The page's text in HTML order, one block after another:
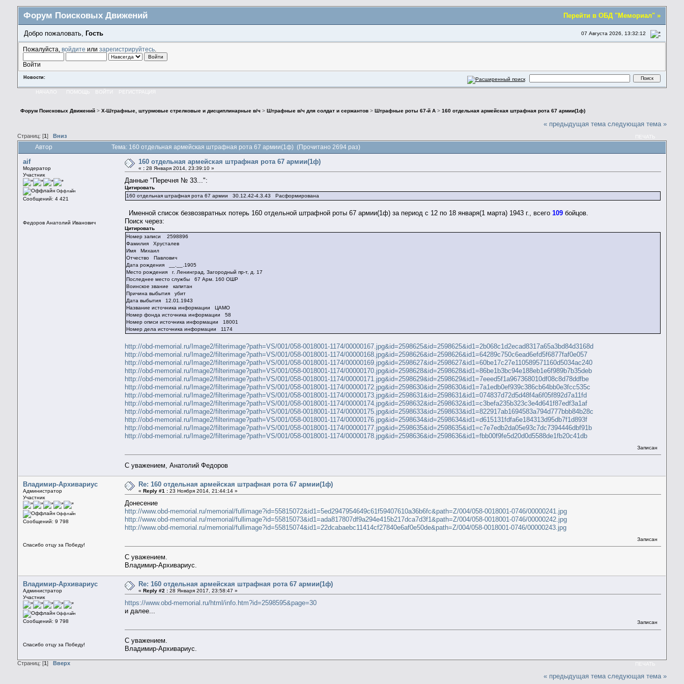
Перейти в ОБД "Мемориал" »
Форум Поисковых Движений
07 Августа 2026, 13:32:12
Добро пожаловать, Гость
Пожалуйста, войдите или зарегистрируйтесь.
Войти
Новости:
НАЧАЛО ПОМОЩЬ ВОЙТИ РЕГИСТРАЦИЯ
Форум Поисковых Движений >X-Штрафные, штурмовые стрелковые и дисциплинарные в/ч > Штрафные в/ч для солдат и сержантов > Штрафные роты 67-й А >160 отдельная армейская штрафная рота 67 армии(1ф)
« предыдущая тема следующая тема »
Страниц: [1 ] Вниз ПЕЧАТЬ
Автор Тема: 160 отдельная армейская штрафная рота 67 армии(1ф) (Прочитано 2694 раз)
aif
Модератор
Участник
Оффлайн
Сообщений: 4 421
Федоров Анатолий Иванович
160 отдельная армейская штрафная рота 67 армии(1ф)
« :28 Января 2014, 23:39:10 »
Данные "Перечня № 33...":
Цитировать
160 отдельная штрафная рота 67 армии 30.12.42-4.3.43 Расформирована
Именной список безвозвратных потерь 160 отдельной штрафной роты 67 армии(1ф) за период с 12 по 18 января(1 марта) 1943 г., всего109 бойцов.
Поиск через:
Цитировать
Номер записи 2598896
Фамилия Хрусталев
Имя Михаил
Отчество Павлович
Дата рождения __.__.1905
Место рождения г. Ленинград, Загородный пр-т, д. 17
Последнее место службы 67 Арм. 160 ОШР
Воинское звание капитан
Причина выбытия убит
Дата выбытия 12.01.1943
Название источника информации ЦАМО
Номер фонда источника информации 58
Номер описи источника информации 18001
Номер дела источника информации 1174
http://obd-memorial.ru/Image2/filterimage?path=VS/001/058-0018001-1174/00000167.jpg&id=2598625&id=2598625&id1=2b068c1d2ecad8317a65a3bd84d3168d
http://obd-memorial.ru/Image2/filterimage?path=VS/001/058-0018001-1174/00000168.jpg&id=2598626&id=2598626&id1=64289c750c6ead6efd5f6877faf0e057
http://obd-memorial.ru/Image2/filterimage?path=VS/001/058-0018001-1174/00000169.jpg&id=2598627&id=2598627&id1=60be17c27e110589571160d5034ac240
http://obd-memorial.ru/Image2/filterimage?path=VS/001/058-0018001-1174/00000170.jpg&id=2598628&id=2598628&id1=86be1b3bc94e188eb1e6f989b7b35deb
http://obd-memorial.ru/Image2/filterimage?path=VS/001/058-0018001-1174/00000171.jpg&id=2598629&id=2598629&id1=7eeed5f1a967368010df08c8d78ddfbe
http://obd-memorial.ru/Image2/filterimage?path=VS/001/058-0018001-1174/00000172.jpg&id=2598630&id=2598630&id1=7a1edb0ef939c386cb64bb0e3fcc535c
http://obd-memorial.ru/Image2/filterimage?path=VS/001/058-0018001-1174/00000173.jpg&id=2598631&id=2598631&id1=074837d72d5d48f4a6f05f892d7a11fd
http://obd-memorial.ru/Image2/filterimage?path=VS/001/058-0018001-1174/00000174.jpg&id=2598632&id=2598632&id1=c3befa235b323c3e4d641f87edf3a1af
http://obd-memorial.ru/Image2/filterimage?path=VS/001/058-0018001-1174/00000175.jpg&id=2598633&id=2598633&id1=822917ab1694583a794d777bbb84b28c
http://obd-memorial.ru/Image2/filterimage?path=VS/001/058-0018001-1174/00000176.jpg&id=2598634&id=2598634&id1=d615131fdfa6e184313d95db7f1d893f
http://obd-memorial.ru/Image2/filterimage?path=VS/001/058-0018001-1174/00000177.jpg&id=2598635&id=2598635&id1=c7e7edb2da05e93c7dc7394446dbf91b
http://obd-memorial.ru/Image2/filterimage?path=VS/001/058-0018001-1174/00000178.jpg&id=2598636&id=2598636&id1=fbb00f9fe5d20d0d5588de1fb20c41db
Записан
С уважением, Анатолий Федоров
Владимир-Архивариус
Администратор
Участник
Оффлайн
Сообщений: 9 798
Спасибо отцу за Победу!
Re: 160 отдельная армейская штрафная рота 67 армии(1ф)
« Reply #1 :23 Ноября 2014, 21:44:14 »
Донесение
http://www.obd-memorial.ru/memorial/fullimage?id=55815072&id1=5ed2947954649c61f59407610a36b6fc&path=Z/004/058-0018001-0746/00000241.jpg
http://www.obd-memorial.ru/memorial/fullimage?id=55815073&id1=ada817807df9a294e415b217dca7d3f1&path=Z/004/058-0018001-0746/00000242.jpg
http://www.obd-memorial.ru/memorial/fullimage?id=55815074&id1=22dcabaebc11414cf27840e6af0e50de&path=Z/004/058-0018001-0746/00000243.jpg
Записан
С уважением.
Владимир-Архивариус.
Владимир-Архивариус
Администратор
Участник
Оффлайн
Сообщений: 9 798
Спасибо отцу за Победу!
Re: 160 отдельная армейская штрафная рота 67 армии(1ф)
« Reply #2 :28 Января 2017, 23:58:47 »
https://www.obd-memorial.ru/html/info.htm?id=2598595&page=30
и далее...
Записан
С уважением.
Владимир-Архивариус.
Страниц: [1] Вверх ПЕЧАТЬ
« предыдущая тема следующая тема »